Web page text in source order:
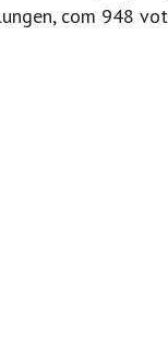
com 948